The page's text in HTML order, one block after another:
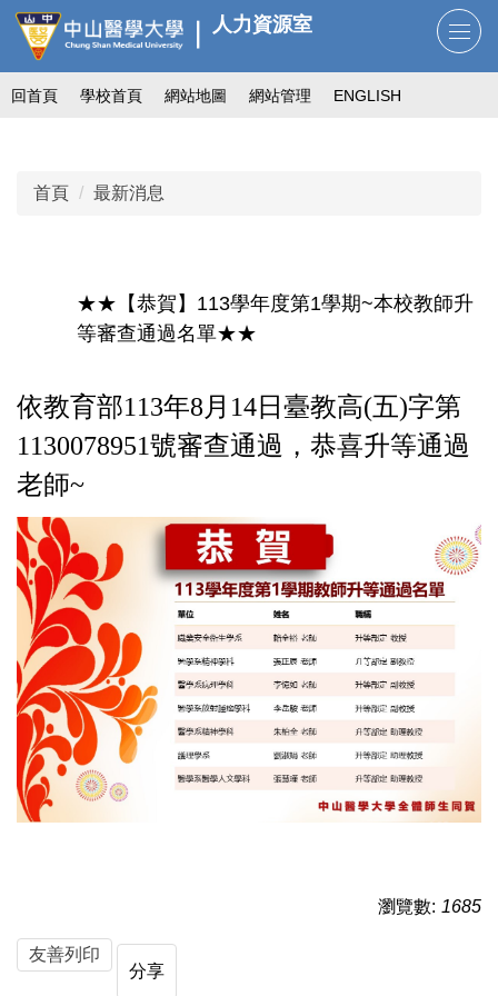
跳
到
主
要
人力資源室
回首頁 學校首頁 網站地圖 網站管理 ENGLISH
首頁 最新消息
★★【恭賀】113學年度第1學期~本校教師升
等審查通過名單★★
依教育部113年8月14日臺教高(五)字第
1130078951號審查通過，恭喜升等通過
老師~
瀏覽數: 1685
友善列印
分享